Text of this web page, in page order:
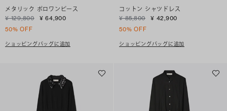
メタリック ポロワンピース
¥ 129,800
¥ 64,900
50% OFF
ショッピングバッグに追加
コットン シャツドレス
¥ 85,800
¥ 42,900
50% OFF
ショッピングバッグに追加